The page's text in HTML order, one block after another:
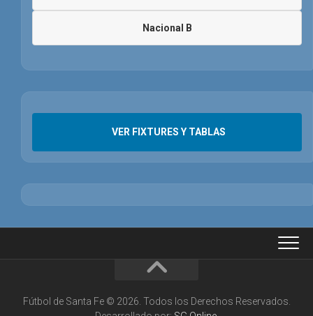
Nacional B
VER FIXTURES Y TABLAS
Fútbol de Santa Fe © 2026. Todos los Derechos Reservados.